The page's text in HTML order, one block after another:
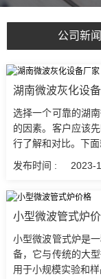
公司新闻
湖南微波灰化设
选择一个可靠的湖
的因素。客户应该
行了解和对比。下
发布时间 :
2023-
小型微波管式炉
小型微波管式炉是
备，它与传统的大
用于小规模实验和